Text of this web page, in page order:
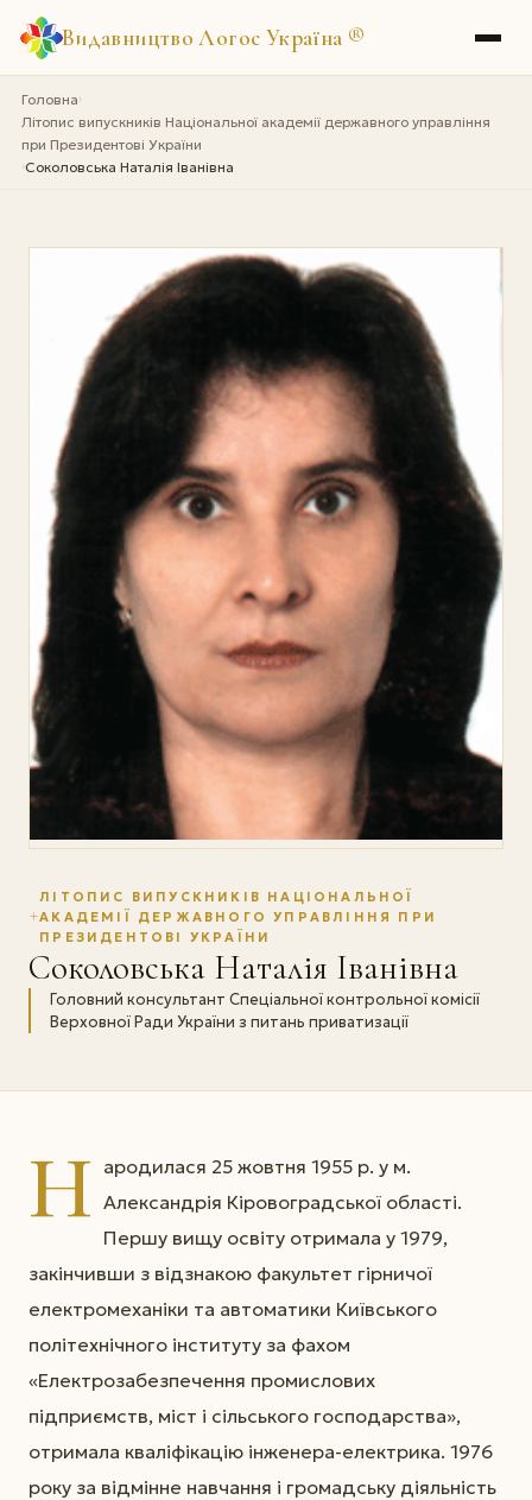
Видавництво Логос Україна ®
Головна›
Літопис випускників Національної академії державного управління
при Президентові України
›Соколовська Наталія Іванівна
ЛІТОПИС ВИПУСКНИКІВ НАЦІОНАЛЬНОЇ
АКАДЕМІЇ ДЕРЖАВНОГО УПРАВЛІННЯ ПРИ
ПРЕЗИДЕНТОВІ УКРАЇНИ
Соколовська Наталія Іванівна
Головний консультант Спеціальної контрольної комісії
Верховної Ради України з питань приватизації
Н ародилася 25 жовтня 1955 р. у м.
Александрія Кіровоградської області.
Першу вищу освіту отримала у 1979,
закінчивши з відзнакою факультет гірничої
електромеханіки та автоматики Київського
політехнічного інституту за фахом
«Електрозабезпечення промислових
підприємств, міст і сільського господарства»,
отримала кваліфікацію інженера-електрика. 1976
року за відмінне навчання і громадську діяльність